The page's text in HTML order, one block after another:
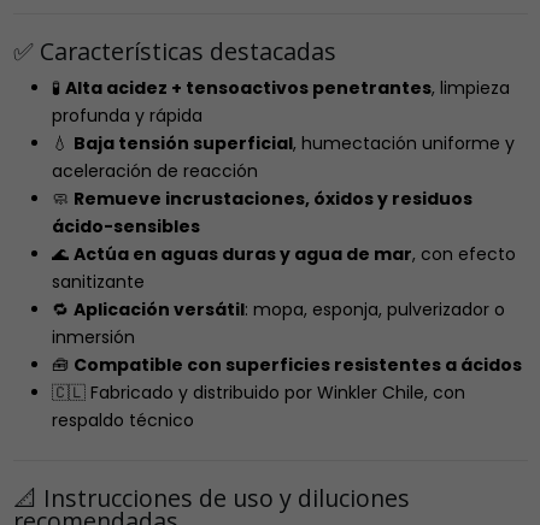
✅ Características destacadas
🧪 Alta acidez + tensoactivos penetrantes, limpieza
profunda y rápida
💧 Baja tensión superficial, humectación uniforme y
aceleración de reacción
🧼 Remueve incrustaciones, óxidos y residuos
ácido-sensibles
🌊 Actúa en aguas duras y agua de mar, con efecto
sanitizante
🔁 Aplicación versátil: mopa, esponja, pulverizador o
inmersión
🧰 Compatible con superficies resistentes a ácidos
🇨🇱 Fabricado y distribuido por Winkler Chile, con
respaldo técnico
📐 Instrucciones de uso y diluciones